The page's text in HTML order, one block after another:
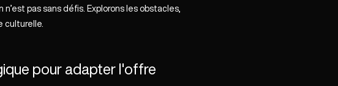
pas sans défis. Explorons les obstacles,
culturelle.
pour adapter l'offre